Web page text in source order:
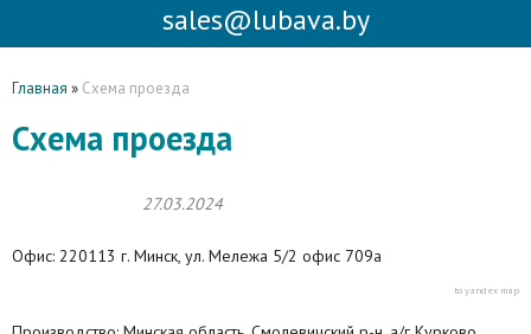
sales@lubava.by
Главная » Схема проезда
Схема проезда
27.03.2024
Офис: 220113 г. Минск, ул. Мележа 5/2 офис 709a
to yandex map